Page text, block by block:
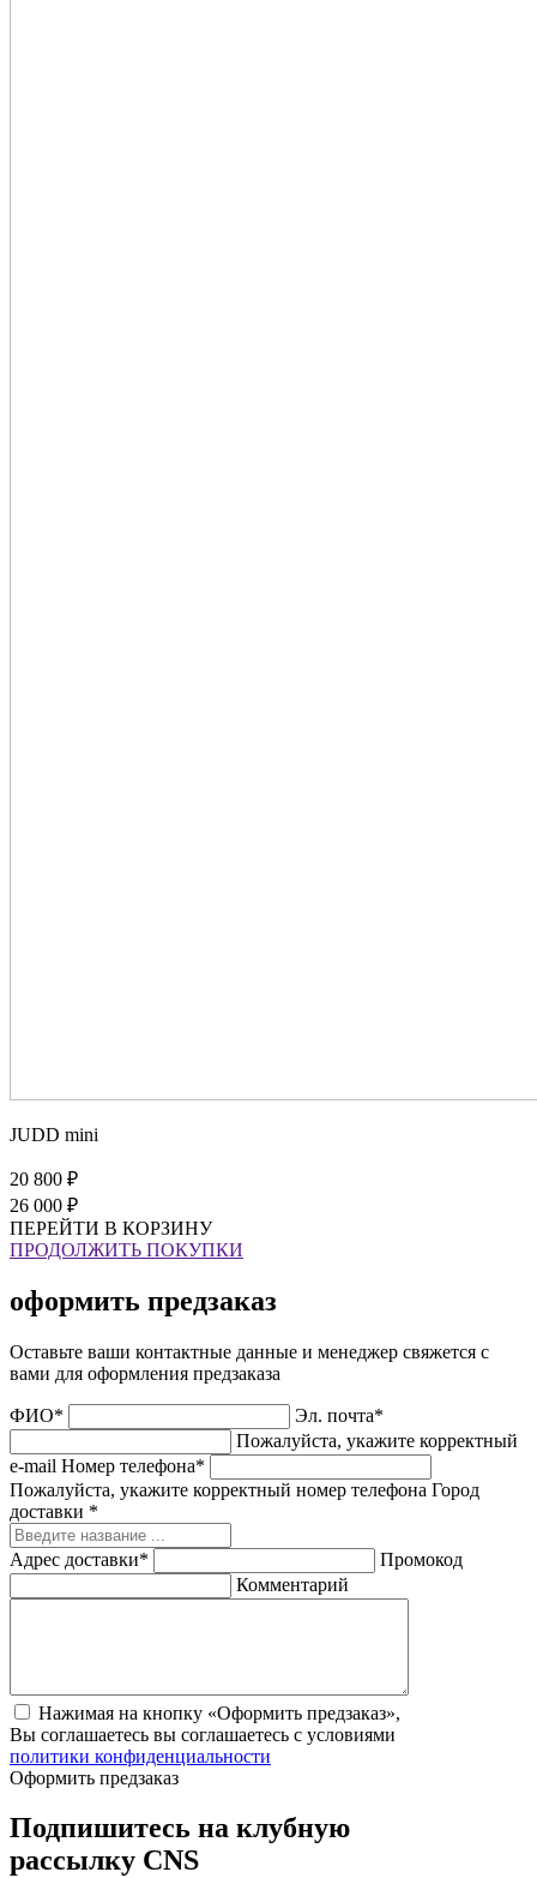
JUDD mini
20 800 ₽
26 000 ₽
ПЕРЕЙТИ В КОРЗИНУ
ПРОДОЛЖИТЬ ПОКУПКИ
оформить предзаказ
Оставьте ваши контактные данные и менеджер свяжется с
вами для оформления предзаказа
ФИО*
Эл. почта*
Пожалуйста, укажите корректный
e-mail Номер телефона*
Пожалуйста, укажите корректный номер телефона Город
доставки *
Адрес доставки*
Промокод
Комментарий
Нажимая на кнопку «Оформить предзаказ»,
Вы соглашаетесь вы соглашаетесь с условиями
политики конфиденциальности
Оформить предзаказ
Подпишитесь на клубную
рассылку CNS